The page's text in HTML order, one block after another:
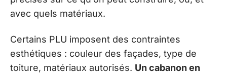
avec quels matériaux.
Certains PLU imposent des contraintes
esthétiques : couleur des façades, type de
toiture, matériaux autorisés. Un cabanon en